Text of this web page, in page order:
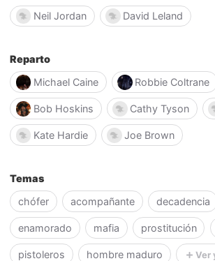
Neil Jordan
David Leland
Reparto
Michael Caine
Robbie Coltrane
Bob Hoskins Cathy Tyson
Kate Hardie Joe Brown
Temas
chófer
acompañante decadencia
enamorado mafia prostitución
pistoleros hombre maduro Ver